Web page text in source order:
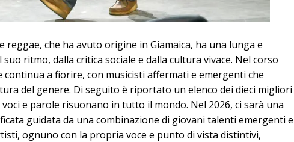
reggae, che ha avuto origine in Giamaica, ha una lunga e
ritmo, dalla critica sociale e dalla cultura vivace. Nel corso
continua a fiorire, con musicisti affermati e emergenti che
del genere. Di seguito è riportato un elenco dei dieci migliori
e parole risuonano in tutto il mondo. Nel 2026, ci sarà una
guidata da una combinazione di giovani talenti emergenti e
ognuno con la propria voce e punto di vista distintivi,